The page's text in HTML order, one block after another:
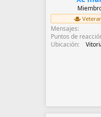
Mensajes
Puntos de
Ubicación